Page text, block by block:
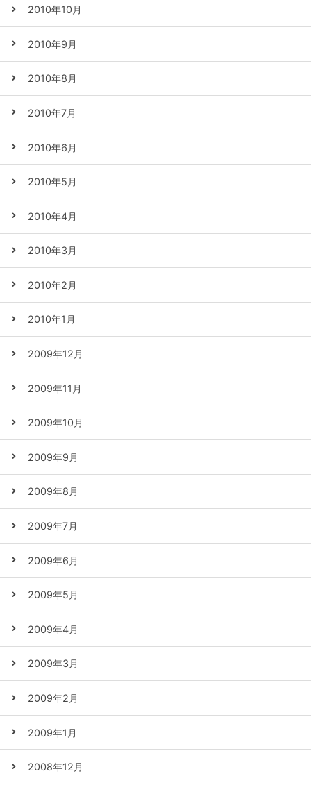
2010年10月
2010年9月
2010年8月
2010年7月
2010年6月
2010年5月
2010年4月
2010年3月
2010年2月
2010年1月
2009年12月
2009年11月
2009年10月
2009年9月
2009年8月
2009年7月
2009年6月
2009年5月
2009年4月
2009年3月
2009年2月
2009年1月
2008年12月